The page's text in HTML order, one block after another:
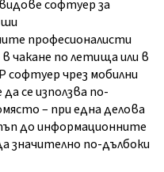
софтуер за
професионалисти
чакане по летища или в
софтуер чрез мобилни
се използва по-
– при една делова
до информационните
значително по-дълбоки